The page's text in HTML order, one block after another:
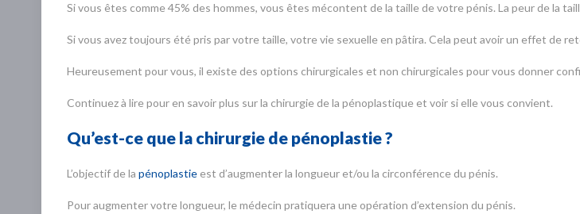
Si vous êtes comme 45% des hommes, vous êtes mécontent de la taille de votre pénis. La peur de la
Si vous avez toujours été pris par votre taille, votre vie sexuelle en pâtira. Cela peut avoir un effet de
Heureusement pour vous, il existe des options chirurgicales et non chirurgicales pour vous donner
Continuez à lire pour en savoir plus sur la chirurgie de la pénoplastique et voir si elle vous convient.
Qu’est-ce que la chirurgie de pénoplastie ?
L’objectif de la pénoplastie est d’augmenter la longueur et/ou la circonférence du pénis.
Pour augmenter votre longueur, le médecin pratiquera une opération d’extension du pénis.